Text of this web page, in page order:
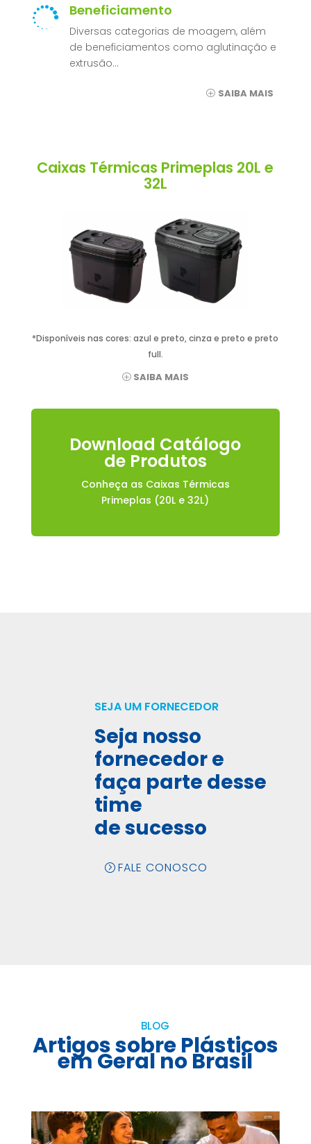
 Beneficiamento
Diversas categorias de moagem, além
de beneficiamentos como aglutinação e
extrusão…
SAIBA MAIS
Caixas Térmicas Primeplas 20L e
32L
*Disponíveis nas cores: azul e preto, cinza e preto e preto
full.
SAIBA MAIS
Download Catálogo
de Produtos
Conheça as Caixas Térmicas
Primeplas (20L e 32L)
SEJA UM FORNECEDOR
Seja nosso
fornecedor e
faça parte desse
time
de sucesso
FALE CONOSCO
BLOG
Artigos sobre Plásticos
em Geral no Brasil